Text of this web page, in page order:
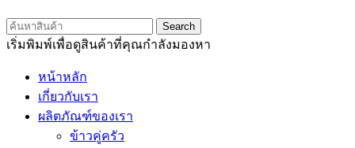
Search
เริ่มพิมพ์เพื่อดูสินค้าที่คุณกำลังมองหา
หน้าหลัก
เกี่ยวกับเรา
ผลิตภัณฑ์ของเรา
ข้าวคู่ครัว